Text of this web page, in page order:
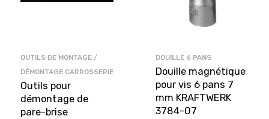
OUTILS DE MONTAGE /
DÉMONTAGE CARROSSERIE
Outils pour
démontage de
pare-brise
DOUILLE 6 PANS
Douille magnétique
pour vis 6 pans 7
mm KRAFTWERK
3784-07